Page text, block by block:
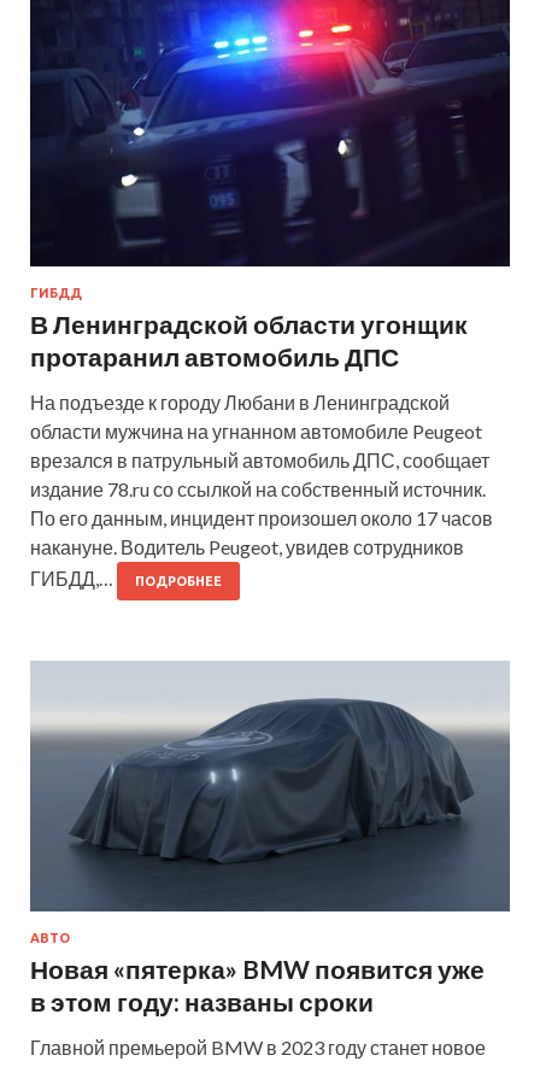
ГИБДД
В Ленинградской области угонщик
протаранил автомобиль ДПС
На подъезде к городу Любани в Ленинградской
области мужчина на угнанном автомобиле Peugeot
врезался в патрульный автомобиль ДПС, сообщает
издание 78.ru со ссылкой на собственный источник.
По его данным, инцидент произошел около 17 часов
накануне. Водитель Peugeot, увидев сотрудников
ГИБДД,…
ПОДРОБНЕЕ
АВТО
Новая «пятерка» BMW появится уже
в этом году: названы сроки
Главной премьерой BMW в 2023 году станет новое